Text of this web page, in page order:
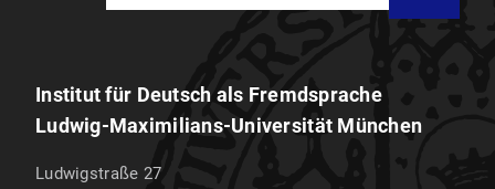
Institut für Deutsch als Fremdsprache
Ludwig-Maximilians-Universität München
Ludwigstraße 27